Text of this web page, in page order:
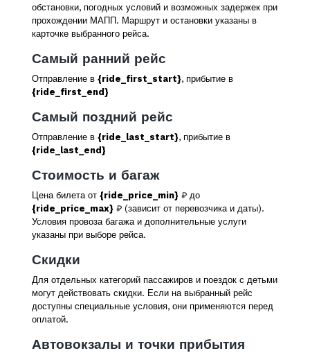
обстановки, погодных условий и возможных задержек при
прохождении МАПП. Маршрут и остановки указаны в
карточке выбранного рейса.
Самый ранний рейс
Отправление в {ride_first_start}, прибытие в
{ride_first_end}
Самый поздний рейс
Отправление в {ride_last_start}, прибытие в
{ride_last_end}
Стоимость и багаж
Цена билета от {ride_price_min} ₽ до
{ride_price_max} ₽ (зависит от перевозчика и даты).
Условия провоза багажа и дополнительные услуги
указаны при выборе рейса.
Скидки
Для отдельных категорий пассажиров и поездок с детьми
могут действовать скидки. Если на выбранный рейс
доступны специальные условия, они применяются перед
оплатой.
Автовокзалы и точки прибытия